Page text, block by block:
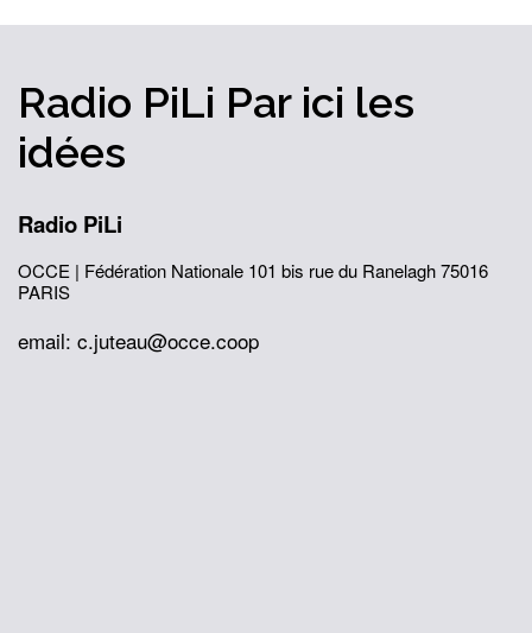
Radio PiLi Par ici les
idées
Radio PiLi
OCCE | Fédération Nationale 101 bis rue du Ranelagh75016
PARIS
email: c.juteau@occe.coop